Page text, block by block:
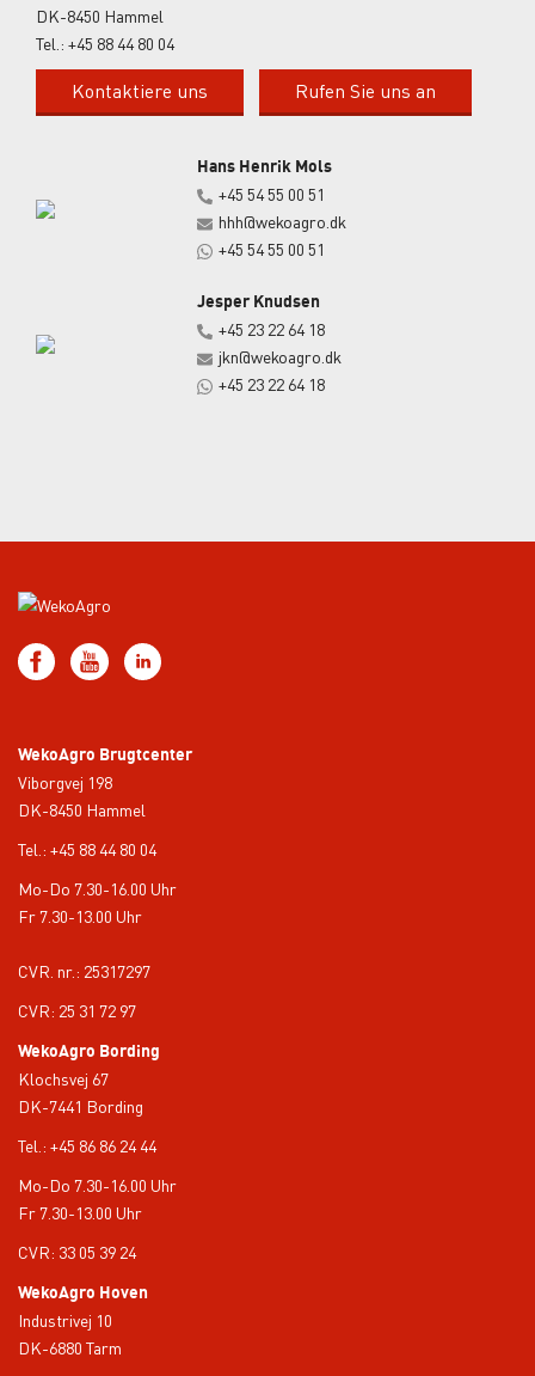
DK-8450 Hammel
Tel.: +45 88 44 80 04
Kontaktiere uns Rufen Sie uns an
Hans Henrik Mols
+45 54 55 00 51
hhh@wekoagro.dk
+45 54 55 00 51
Jesper Knudsen
+45 23 22 64 18
jkn@wekoagro.dk
+45 23 22 64 18
WekoAgro Brugtcenter
Viborgvej 198
DK-8450 Hammel
Tel.: +45 88 44 80 04
Mo-Do 7.30-16.00 Uhr
Fr 7.30-13.00 Uhr
CVR. nr.: 25317297
CVR: 25 31 72 97
WekoAgro Bording
Klochsvej 67
DK-7441 Bording
Tel.: +45 86 86 24 44
Mo-Do 7.30-16.00 Uhr
Fr 7.30-13.00 Uhr
CVR: 33 05 39 24
WekoAgro Hoven
Industrivej 10
DK-6880 Tarm